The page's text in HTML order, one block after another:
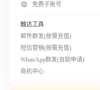
免费子账号
触达工具
邮件群发(按需充值)
短信营销(按需充值)
WhatsApp群发(自助申请)
商机中心